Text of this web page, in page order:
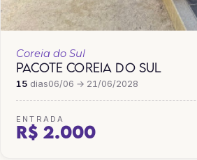
Coreia do Sul
PACOTE COREIA DO SUL
15 dias06/06 → 21/06/2028
ENTRADA
R$ 2.000